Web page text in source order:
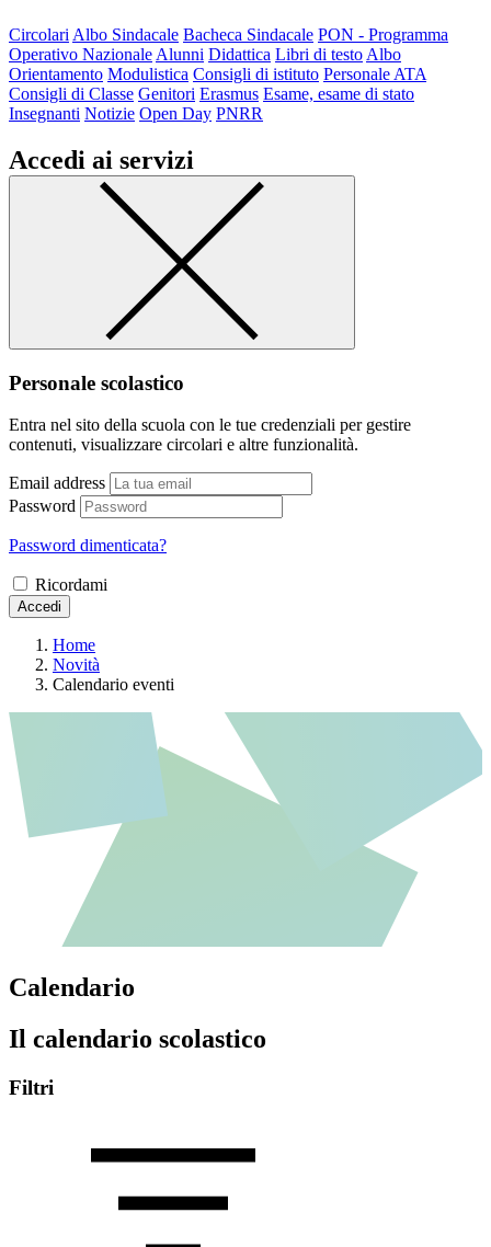
Circolari Albo Sindacale Bacheca Sindacale PON - Programma
Operativo Nazionale Alunni Didattica Libri di testo Albo
Orientamento Modulistica Consigli di istituto Personale ATA
Consigli di Classe Genitori Erasmus Esame, esame di stato
Insegnanti Notizie Open Day PNRR
Accedi ai servizi
Personale scolastico
Entra nel sito della scuola con le tue credenziali per gestire
contenuti, visualizzare circolari e altre funzionalità.
Email address
Password
Password dimenticata?
Ricordami
Accedi
Home
Novità
Calendario eventi
Calendario
Il calendario scolastico
Filtri